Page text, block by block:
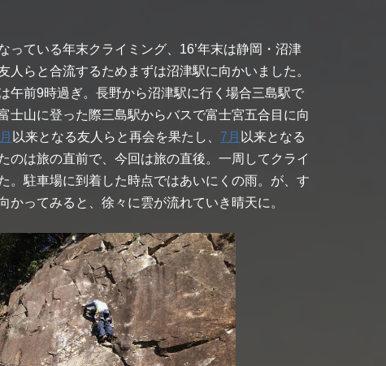
っている年末クライミング、16’年末は静岡・沼津
人らと合流するためまずは沼津駅に向かいました。
午前9時過ぎ。長野から沼津駅に行く場合三島駅で
士山に登った際三島駅からバスで富士宮五合目に向
以来となる友人らと再会を果たし、 7月 以来となる
のは旅の直前で、今回は旅の直後。一周してクライ
。駐車場に到着した時点ではあいにくの雨。が、す
かってみると、徐々に雲が流れていき晴天に。